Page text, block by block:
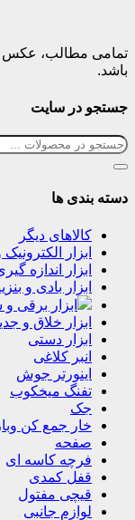
تمامی مطالب، عکس
باشد.
جستجو در سایت
دسته بندی ها
کالاهای دیگر
ابزار
ابزار اندازه
ابزار بادی و
ابزار برقی
ابزار خلاق و
ابزار دستی
انبر کلاغی
اینورتر جوش
تفنگ میخکوب
جک
خار جمع کن
صفحه
فرچه کاسه ای
قفل کمدی
قیچی مفتول
لوازم جانبی